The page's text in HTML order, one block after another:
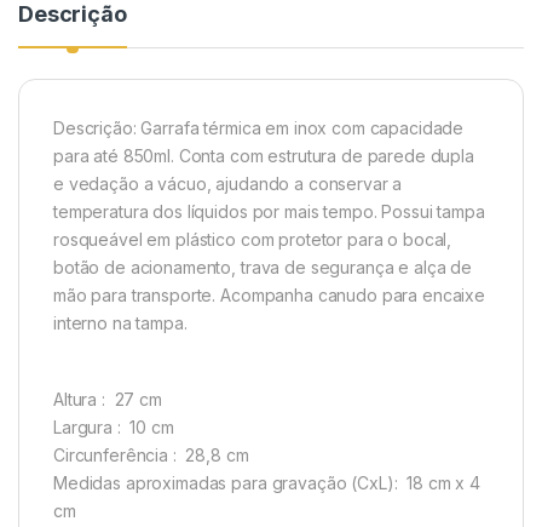
Descrição
Descrição: Garrafa térmica em inox com capacidade
para até 850ml. Conta com estrutura de parede dupla
e vedação a vácuo, ajudando a conservar a
temperatura dos líquidos por mais tempo. Possui tampa
rosqueável em plástico com protetor para o bocal,
botão de acionamento, trava de segurança e alça de
mão para transporte. Acompanha canudo para encaixe
interno na tampa.
Altura : 27 cm
Largura : 10 cm
Circunferência : 28,8 cm
Medidas aproximadas para gravação (CxL): 18 cm x 4
cm